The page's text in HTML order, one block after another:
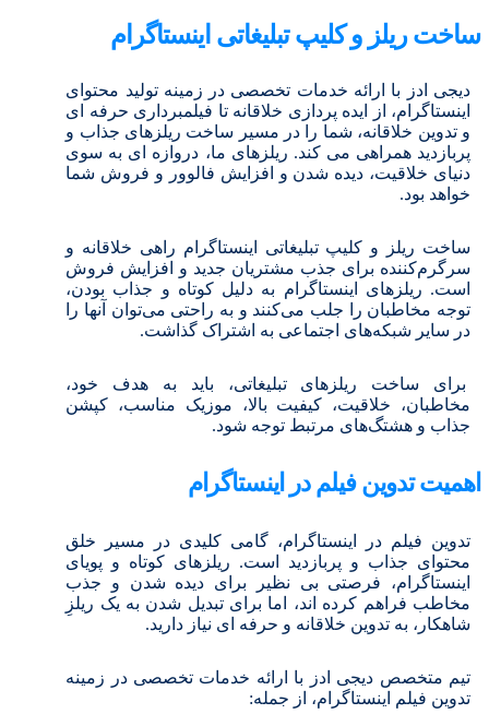
ساخت ریلز و کلیپ تبلیغاتی اینستاگرام
دیجی ادز با ارائه خدمات تخصصی در زمینه تولید محتوای
اینستاگرام، از ایده پردازی خلاقانه تا فیلمبرداری حرفه ای
و تدوین خلاقانه، شما را در مسیر ساخت ریلزهای جذاب و
پربازدید همراهی می کند. ریلزهای ما، دروازه ای به سوی
دنیای خلاقیت، دیده شدن و افزایش فالوور و فروش شما
خواهد بود.
ساخت ریلز و کلیپ تبلیغاتی اینستاگرام راهی خلاقانه و
سرگرم‌کننده برای جذب مشتریان جدید و افزایش فروش
است. ریلزهای اینستاگرام به دلیل کوتاه و جذاب بودن،
توجه مخاطبان را جلب می‌کنند و به راحتی می‌توان آنها را
در سایر شبکه‌های اجتماعی به اشتراک گذاشت.
برای ساخت ریلزهای تبلیغاتی، باید به هدف خود،
مخاطبان، خلاقیت، کیفیت بالا، موزیک مناسب، کپشن
جذاب و هشتگ‌های مرتبط توجه شود.
اهمیت تدوین فیلم در اینستاگرام
تدوین فیلم در اینستاگرام، گامی کلیدی در مسیر خلق
محتوای جذاب و پربازدید است. ریلزهای کوتاه و پویای
اینستاگرام، فرصتی بی نظیر برای دیده شدن و جذب
مخاطب فراهم کرده اند، اما برای تبدیل شدن به یک ریلزِ
شاهکار، به تدوین خلاقانه و حرفه ای نیاز دارید.
تیم متخصص دیجی ادز با ارائه خدمات تخصصی در زمینه
تدوین فیلم اینستاگرام، از جمله: